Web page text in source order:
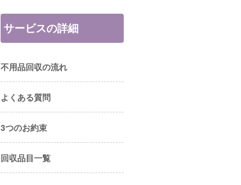
サービスの詳細
不用品回収の流れ
よくある質問
3つのお約束
回収品目一覧